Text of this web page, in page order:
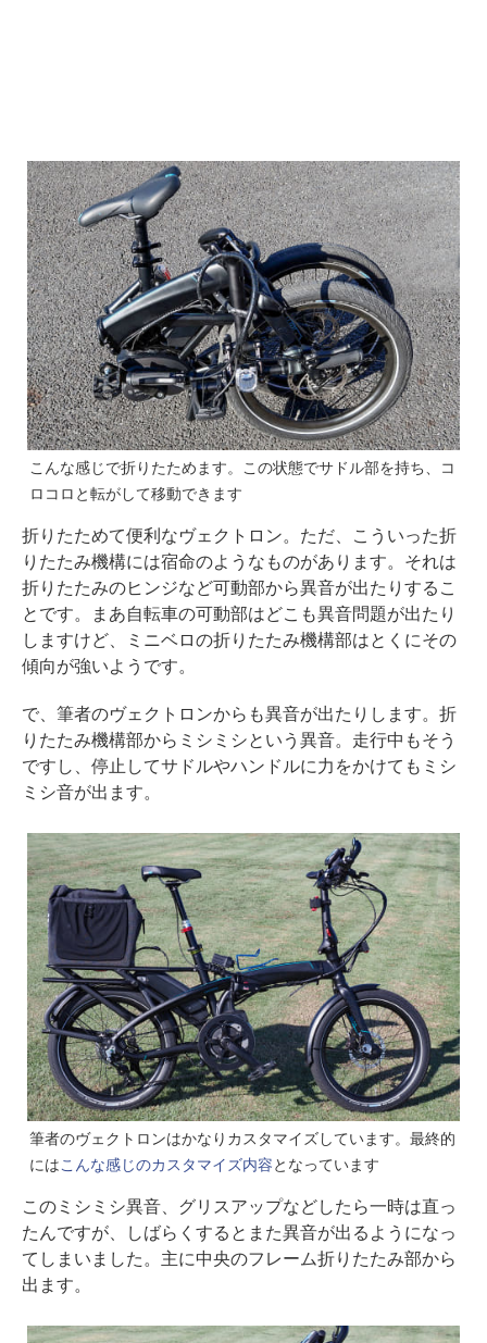
こんな感じで折りたためます。この状態でサドル部を持ち、コ
ロコロと転がして移動できます
折りたためて便利なヴェクトロン。ただ、こういった折
りたたみ機構には宿命のようなものがあります。それは
折りたたみのヒンジなど可動部から異音が出たりするこ
とです。まあ自転車の可動部はどこも異音問題が出たり
しますけど、ミニベロの折りたたみ機構部はとくにその
傾向が強いようです。
で、筆者のヴェクトロンからも異音が出たりします。折
りたたみ機構部からミシミシという異音。走行中もそう
ですし、停止してサドルやハンドルに力をかけてもミシ
ミシ音が出ます。
筆者のヴェクトロンはかなりカスタマイズしています。最終的
にはこんな感じのカスタマイズ内容となっています
このミシミシ異音、グリスアップなどしたら一時は直っ
たんですが、しばらくするとまた異音が出るようになっ
てしまいました。主に中央のフレーム折りたたみ部から
出ます。